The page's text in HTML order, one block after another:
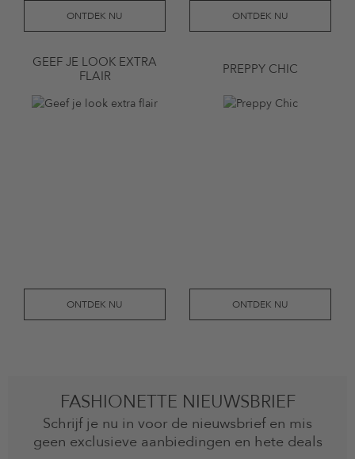
ONTDEK NU ONTDEK NU
GEEF JE LOOK EXTRA
FLAIR
ONTDEK NU
PREPPY CHIC
ONTDEK NU
FASHIONETTE NIEUWSBRIEF
Schrijf je nu in voor de nieuwsbrief en mis
geen exclusieve aanbiedingen en hete deals